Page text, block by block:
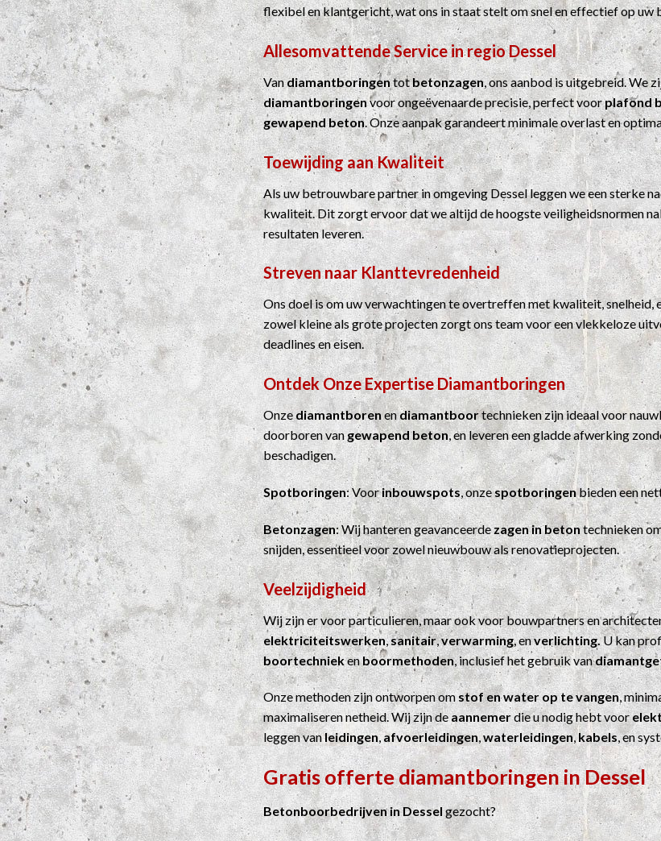
flexibel en klantgericht, wat ons in staat stelt om snel en effectief op uw
Allesomvattende Service in regio Dessel
Vandiamantboringentotbetonzagen, ons aanbod is uitgebreid. We
diamantboringenvoor ongeëvenaarde precisie, perfect voorplafond
gewapend beton. Onze aanpak garandeert minimale overlast en
Toewijding aan Kwaliteit
Als uw betrouwbare partner in omgeving Dessel leggen we een sterke
kwaliteit. Dit zorgt ervoor dat we altijd de hoogste veiligheidsnormen
resultaten leveren.
Streven naar Klanttevredenheid
Ons doel is om uw verwachtingen te overtreffen met kwaliteit, snelheid,
zowel kleine als grote projecten zorgt ons team voor een vlekkeloze
deadlines en eisen.
Ontdek Onze ExpertiseDiamantboringen
Onzediamantborenendiamantboortechnieken zijn ideaal voor
doorboren vangewapend beton, en leveren een gladde afwerking
beschadigen.
Spotboringen: Voorinbouwspots, onzespotboringenbieden een
Betonzagen: Wij hanteren geavanceerdezagen in betontechnieken
snijden, essentieel voor zowel nieuwbouw als renovatieprojecten.
Veelzijdigheid
Wij zijn er voor particulieren, maar ook voor bouwpartners en
elektriciteitswerken,sanitair,verwarming, enverlichting.U kan
boortechniekenboormethoden, inclusief het gebruik van
Onze methoden zijn ontworpen om stof en water op te vangen,
maximaliseren netheid. Wij zijn deaannemerdie u nodig hebt voor
leggen vanleidingen,afvoerleidingen,waterleidingen,kabels, en
Gratis offerte diamantboringen in Dessel
Betonboorbedrijven in Desselgezocht?